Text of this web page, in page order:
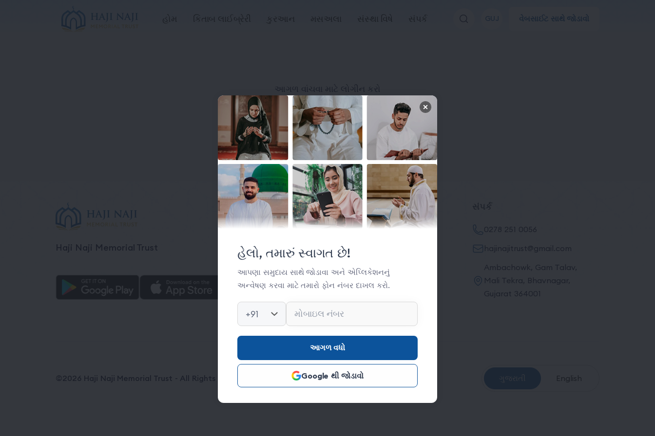
હોમ કિતાબ લાઈબ્રેરી કુરઆન મસઅલા સંસ્થા વિષે સંપર્ક GUJ વેબસાઈટ સાથે જોડાવો
આગળ વાંચવા માટે લોગીન કરો
લોગિન
Haji Naji Memorial Trust
લિંક્સ
મહત્વપૂર્ણ લિંક્સ
સંપર્ક
કિતાબ લાઈબ્રેરી
ફોટો ગેલેરી
0278 251 0056
hajinajitrust@gmail.com
Ambachowk, Gam Talav,
Mali Tekra, Bhavnagar,
Gujarat 364001
©2026 Haji Naji Memorial Trust - All Rights Reserved Credits: ગુજરાતી English
હેલો, તમારું સ્વાગત છે!
આપણા સમુદાય સાથે જોડાવા અને એપ્લિકેશનનું
અન્વેષણ કરવા માટે તમારો ફોન નંબર દાખલ કરો.
+91
આગળ વધો
Google થી જોડાવો